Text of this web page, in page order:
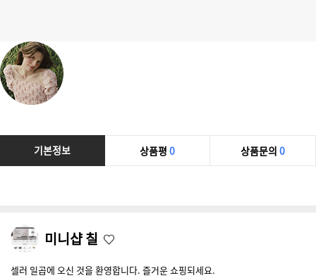
기본정보 상품평 0 상품문의 0
미니샵 칠
셀러 일곱에 오신 것을 환영합니다. 즐거운 쇼핑되세요.